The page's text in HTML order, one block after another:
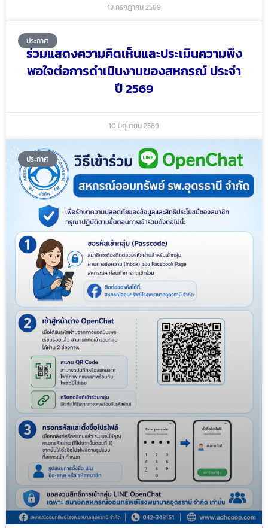
13 กรกฎาคม 2569
ประกาศ
ร่วมแสดงความคิดเห็นและประเมินความพึง
พอใจต่อการดำเนินงานของสหกรณ์ ประจำ
ปี 2569
10 มิถุนายน 2569
ประกาศ